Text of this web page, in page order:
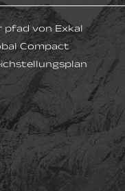
pfad von Exkal
Compact